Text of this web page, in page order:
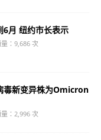
6月 纽约市长表示
：9,686 次
毒新变异株为Omicron
：2,996 次